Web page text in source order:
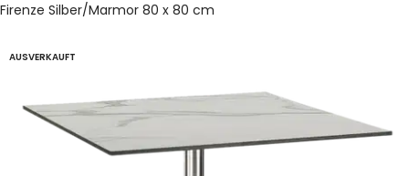
Firenze Silber/Marmor 80 x 80 cm
AUSVERKAUFT